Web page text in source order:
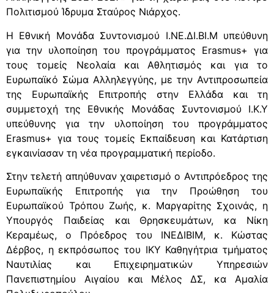
Πολιτισμού Ίδρυμα Σταύρος Νιάρχος.
Η Εθνική Μονάδα Συντονισμού Ι.ΝΕ.ΔΙ.ΒΙ.Μ υπεύθυνη
για την υλοποίηση του προγράμματος Erasmus+ για
τους τομείς Νεολαία και Αθλητισμός και για το
Ευρωπαϊκό Σώμα Αλληλεγγύης, με την Αντιπροσωπεία
της Ευρωπαϊκής Επιτροπής στην Ελλάδα και τη
συμμετοχή της Εθνικής Μονάδας Συντονισμού Ι.Κ.Υ
υπεύθυνης για την υλοποίηση του προγράμματος
Erasmus+ για τους τομείς Εκπαίδευση και Κατάρτιση
εγκαινίασαν τη νέα προγραμματική περίοδο.
Στην τελετή απηύθυναν χαιρετισμό ο Αντιπρόεδρος της
Ευρωπαϊκής Επιτροπής για την Προώθηση του
Ευρωπαϊκού Τρόπου Ζωής, κ. Μαργαρίτης Σχοινάς, η
Υπουργός Παιδείας και Θρησκευμάτων, κα Νίκη
Κεραμέως, ο Πρόεδρος του ΙΝΕΔΙΒΙΜ, κ. Κώστας
Δέρβος, η εκπρόσωπος του ΙΚΥ Καθηγήτρια τμήματος
Ναυτιλίας και Επιχειρηματικών Υπηρεσιών
Πανεπιστημίου Αιγαίου και Μέλος ΔΣ, κα Αμαλία